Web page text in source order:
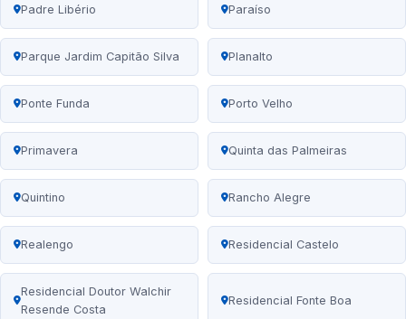
Padre Libério Paraíso
Parque Jardim Capitão Silva Planalto
Ponte Funda Porto Velho
Primavera Quinta das Palmeiras
Quintino Rancho Alegre
Realengo Residencial Castelo
Residencial Doutor Walchir
Resende Costa
Residencial Fonte Boa